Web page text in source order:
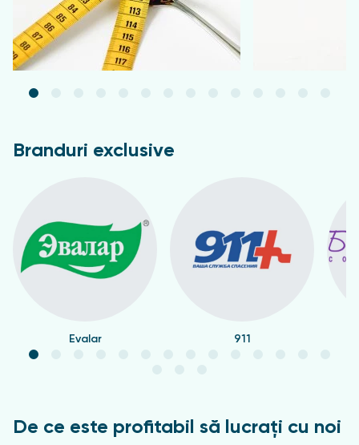
Branduri exclusive
Evalar 911
De ce este profitabil să lucrați cu noi